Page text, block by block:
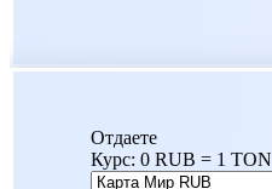
Отдаете
Курс: 0 RUB = 1 TON